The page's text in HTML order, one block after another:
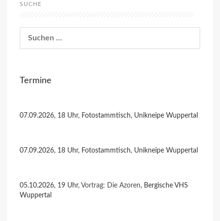
SUCHE
nach:
Termine
07.09.2026, 18 Uhr, Fotostammtisch, Unikneipe Wuppertal
07.09.2026, 18 Uhr, Fotostammtisch, Unikneipe Wuppertal
05.10.2026, 19 Uhr, Vortrag: Die Azoren, Bergische VHS
Wuppertal